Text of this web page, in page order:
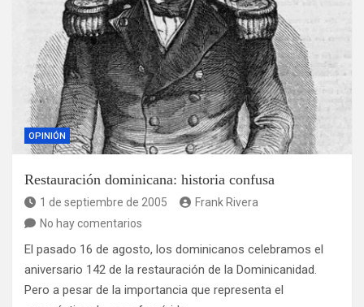
OPINIÓN
Restauración dominicana: historia confusa
1 de septiembre de 2005
Frank Rivera
No hay comentarios
El pasado 16 de agosto, los dominicanos celebramos el
aniversario 142 de la restauración de la Dominicanidad.
Pero a pesar de la importancia que representa el